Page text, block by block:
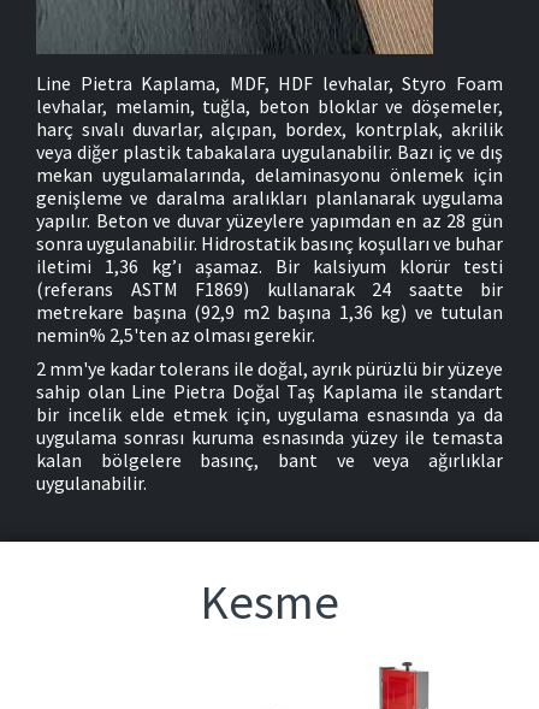
Line Pietra Kaplama, MDF, HDF levhalar, Styro Foam
levhalar, melamin, tuğla, beton bloklar ve döşemeler,
harç sıvalı duvarlar, alçıpan, bordex, kontrplak, akrilik
veya diğer plastik tabakalara uygulanabilir. Bazı iç ve dış
mekan uygulamalarında, delaminasyonu önlemek için
genişleme ve daralma aralıkları planlanarak uygulama
yapılır. Beton ve duvar yüzeylere yapımdan en az 28 gün
sonra uygulanabilir. Hidrostatik basınç koşulları ve buhar
iletimi 1,36 kg’ı aşamaz. Bir kalsiyum klorür testi
(referans ASTM F1869) kullanarak 24 saatte bir
metrekare başına (92,9 m2 başına 1,36 kg) ve tutulan
nemin% 2,5'ten az olması gerekir.
2 mm'ye kadar tolerans ile doğal, ayrık pürüzlü bir yüzeye
sahip olan Line Pietra Doğal Taş Kaplama ile standart
bir incelik elde etmek için, uygulama esnasında ya da
uygulama sonrası kuruma esnasında yüzey ile temasta
kalan bölgelere basınç, bant ve veya ağırlıklar
uygulanabilir.
Kesme